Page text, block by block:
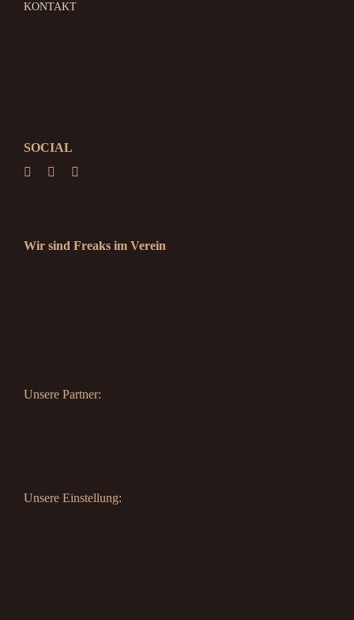
KONTAKT
SOCIAL
Wir sind Freaks im Verein
Unsere Partner:
Unsere Einstellung: